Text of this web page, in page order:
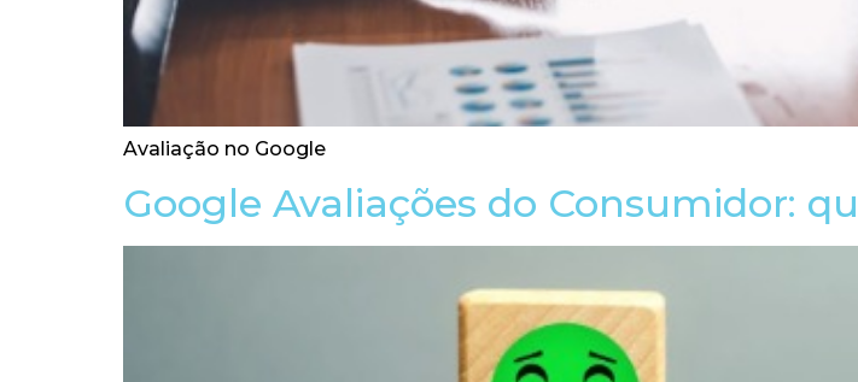
Avaliação no Google
Google Avaliações do Consumidor: